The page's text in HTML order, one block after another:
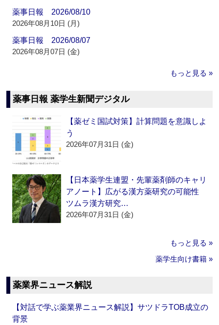
薬事日報 2026/08/10
2026年08月10日 (月)
薬事日報 2026/08/07
2026年08月07日 (金)
もっと見る »
薬事日報 薬学生新聞デジタル
【薬ゼミ国試対策】計算問題を意識しよ
う
2026年07月31日 (金)
【日本薬学生連盟・先輩薬剤師のキャリ
アノート】広がる漢方薬研究の可能性
ツムラ漢方研究…
2026年07月31日 (金)
もっと見る »
薬学生向け書籍 »
薬業界ニュース解説
【対話で学ぶ薬業界ニュース解説】サツドラTOB成立の
背景